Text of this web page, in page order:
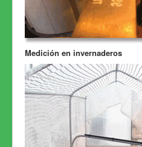
Medición en invernaderos